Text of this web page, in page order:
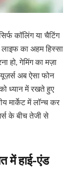
कॉलिंग या चैटिंग
लाइफ का अहम हिस्सा
हो, गेमिंग का मज़ा
अब ऐसा फोन
ध्यान में रखते हुए
मार्केट में लॉन्च कर
के बीच तेजी से
में हाई-एंड